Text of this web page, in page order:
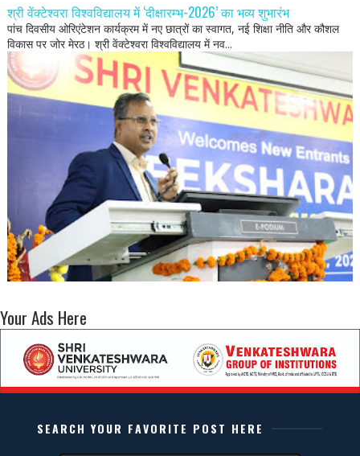
श्री वेंक्टेश्वरा विश्वविद्यालय में ‘दीक्षारम्भ-2026’ का भव्य शुभारंभ
पांच दिवसीय ओरिएंटेशन कार्यक्रम में नए छात्रों का स्वागत, नई शिक्षा नीति और कौशल
विकास पर जोर मेरठ। श्री वेंक्टेश्वरा विश्वविद्यालय में नव...
Your Ads Here
SEARCH YOUR FAVORITE POST HERE